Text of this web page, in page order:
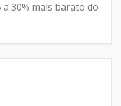
30% mais barato do